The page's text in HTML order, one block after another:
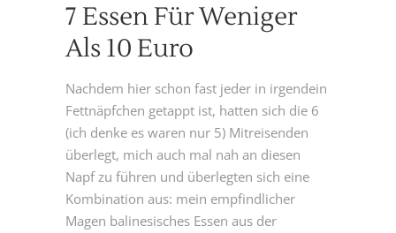
7 Essen Für Weniger
Als 10 Euro
Nachdem hier schon fast jeder in irgendein
Fettnäpfchen getappt ist, hatten sich die 6
(ich denke es waren nur 5) Mitreisenden
überlegt, mich auch mal nah an diesen
Napf zu führen und überlegten sich eine
Kombination aus: mein empfindlicher
Magen balinesisches Essen aus der